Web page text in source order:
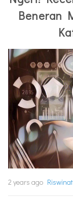
Beneran
2 years ago